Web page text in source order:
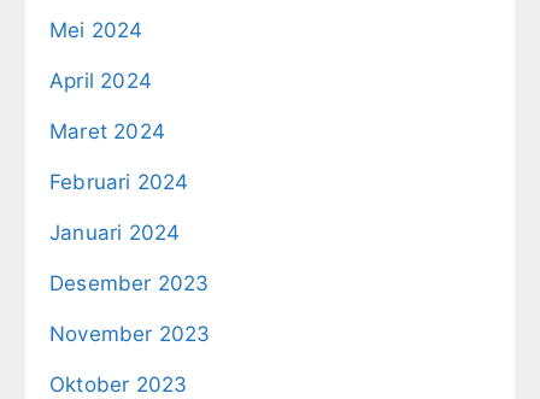
Mei 2024
April 2024
Maret 2024
Februari 2024
Januari 2024
Desember 2023
November 2023
Oktober 2023